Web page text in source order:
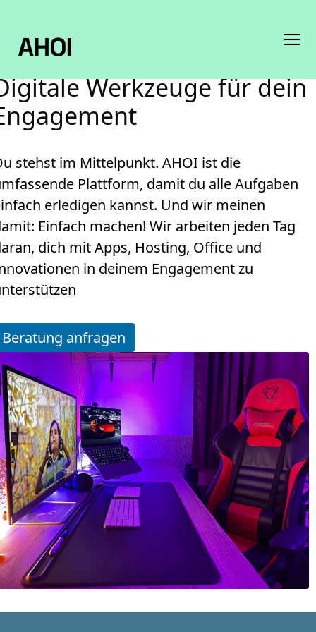
Werkzeuge für dein
stehst im Mittelpunkt. AHOI ist die
Plattform, damit du alle Aufgaben
erledigen kannst. Und wir meinen
Einfach machen! Wir arbeiten jeden Tag
dich mit Apps, Hosting, Office und
in deinem Engagement zu
Beratung anfragen